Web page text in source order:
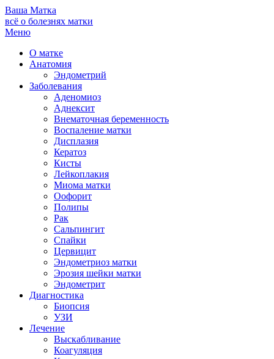
Ваша Матка
всё о болезнях матки
Меню
О матке
Анатомия
Эндометрий
Заболевания
Аденомиоз
Аднексит
Внематочная беременность
Воспаление матки
Дисплазия
Кератоз
Кисты
Лейкоплакия
Миома матки
Оофорит
Полипы
Рак
Сальпингит
Спайки
Цервицит
Эндометриоз матки
Эрозия шейки матки
Эндометрит
Диагностика
Биопсия
УЗИ
Лечение
Выскабливание
Коагуляция